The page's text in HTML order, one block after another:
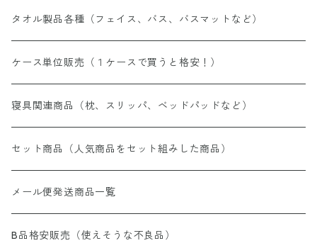
タオル製品各種（フェイス、バス、バスマットなど）
ケース単位販売（１ケースで買うと格安！）
寝具関連商品（枕、スリッパ、ベッドパッドなど）
セット商品（人気商品をセット組みした商品）
メール便発送商品一覧
B品格安販売（使えそうな不良品）